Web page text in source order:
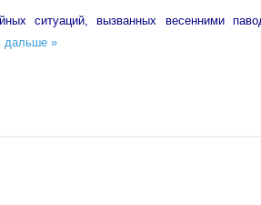
ситуаций, вызванных весенними
дальше »